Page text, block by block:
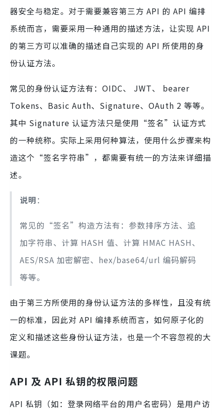
器安全与稳定。对于需要兼容第三方 API 的 API 编排
系统而言，需要采用一种通用的描述方法，让实现 API
的第三方可以准确的描述自己实现的 API 所使用的身
份认证方法。
常见的身份认证方法有：OIDC、 JWT、 bearer
Tokens、Basic Auth、Signature、OAuth 2 等等。
其中 Signature 认证方法只是使用“签名”认证方式
的一种统称。实际上采用何种算法，使用什么步骤来构
造这个“签名字符串”，都需要有统一的方法来详细描
述。
说明 ：
常见的“签名”构造方法有：参数排序方法、追
加字符串、计算 HASH 值、计算 HMAC HASH、
AES/RSA 加密解密、hex/base64/url 编码解码
等等。
由于第三方所使用的身份认证方法的多样性，且没有统
一的标准，因此对 API 编排系统而言，如何原子化的
定义和描述这些身份认证方法，也是一个不容忽视的大
课题。
API 及 API 私钥的权限问题
API 私钥（如：登录网络平台的用户名密码）是用户访